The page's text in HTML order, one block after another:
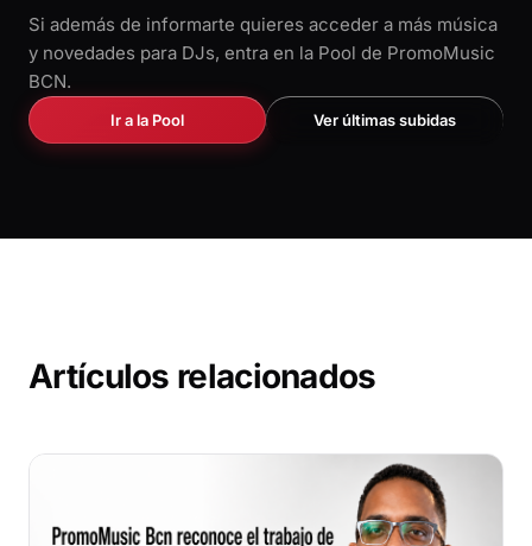
Si además de informarte quieres acceder a más música
y novedades para DJs, entra en la Pool de PromoMusic
BCN.
Ir a la Pool Ver últimas subidas
Artículos relacionados